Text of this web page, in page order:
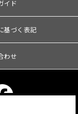
イド
基づく表記
わせ